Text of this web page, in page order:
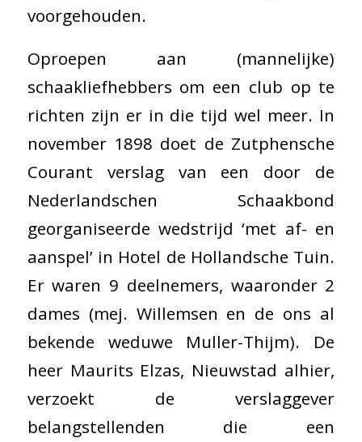
voorgehouden.
Oproepen aan (mannelijke)
schaakliefhebbers om een club op te
richten zijn er in die tijd wel meer. In
november 1898 doet de Zutphensche
Courant verslag van een door de
Nederlandschen Schaakbond
georganiseerde wedstrijd ‘met af- en
aanspel’ in Hotel de Hollandsche Tuin.
Er waren 9 deelnemers, waaronder 2
dames (mej. Willemsen en de ons al
bekende weduwe Muller-Thijm). De
heer Maurits Elzas, Nieuwstad alhier,
verzoekt de verslaggever
belangstellenden die een